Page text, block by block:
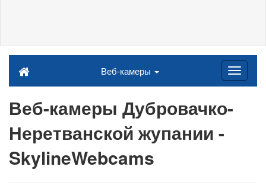
Веб-камеры
Веб-камеры Дубровачко-
Неретванской жупании -
SkylineWebcams